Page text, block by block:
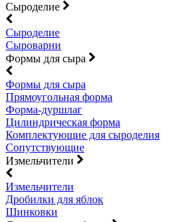
Сыроделие
Сыроделие
Сыроварни
Формы для сыра
Формы для сыра
Прямоугольная форма
Форма-дуршлаг
Цилиндрическая форма
Комплектующие для сыроделия
Сопутствующие
Измельчители
Измельчители
Дробилки для яблок
Шинковки